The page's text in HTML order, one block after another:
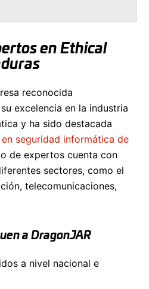
en Ethical
reconocida
excelencia en la industria
y ha sido destacada
seguridad informática de
de expertos cuenta con
sectores, como el
telecomunicaciones,
a DragonJAR
a nivel nacional e